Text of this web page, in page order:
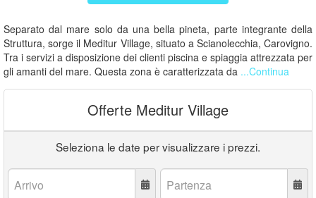
Separato dal mare solo da una bella pineta, parte integrante della
Struttura, sorge il Meditur Village, situato a Scianolecchia, Carovigno.
Tra i servizi a disposizione dei clienti piscina e spiaggia attrezzata per
gli amanti del mare. Questa zona è caratterizzata da ...Continua
Offerte Meditur Village
Seleziona le date per visualizzare i prezzi.
Arrivo: Partenza: